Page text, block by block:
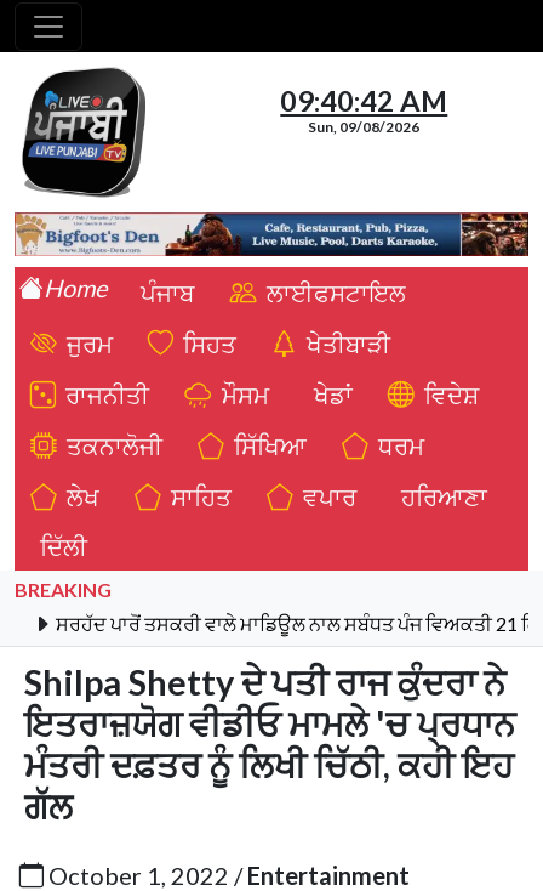
09:40:43 AM
Sun, 09/08/2026
Home ਪੰਜਾਬ
ਲਾਈਫਸਟਾਇਲ
ਜੁਰਮ
ਸਿਹਤ
ਖੇਤੀਬਾੜੀ
ਰਾਜਨੀਤੀ
ਮੌਸਮ ਖੇਡਾਂ
ਵਿਦੇਸ਼
ਤਕਨਾਲੋਜੀ
ਸਿੱਖਿਆ
ਧਰਮ
ਲੇਖ
ਸਾਹਿਤ ਵਪਾਰ
ਹਰਿਆਣਾ
ਦਿੱਲੀ
BREAKING
ਤਸਕਰੀ ਵਾਲੇ ਮਾਡਿਊਲ ਨਾਲ ਸਬੰਧਤ ਪੰਜ ਵਿਅਕਤੀ 21 ਕਿਲੋ
Shilpa Shetty ਦੇ ਪਤੀ ਰਾਜ ਕੁੰਦਰਾ ਨੇ
ਇਤਰਾਜ਼ਯੋਗ ਵੀਡੀਓ ਮਾਮਲੇ 'ਚ ਪ੍ਰਧਾਨ
ਮੰਤਰੀ ਦਫ਼ਤਰ ਨੂੰ ਲਿਖੀ ਚਿੱਠੀ, ਕਹੀ ਇਹ
ਗੱਲ
October 1, 2022 /Entertainment